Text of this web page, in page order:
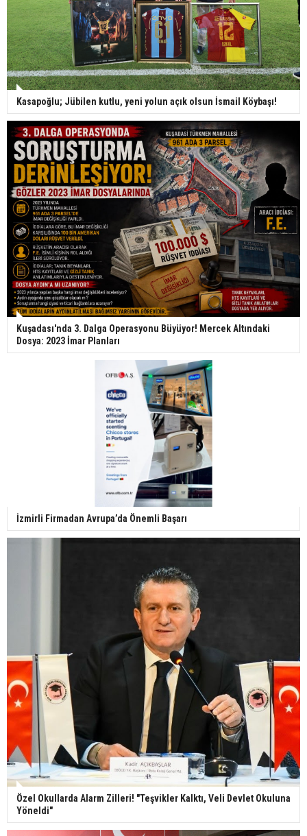
Kasapoğlu; Jübilen kutlu, yeni yolun açık olsun İsmail Köybaşı!
Kuşadası'nda 3. Dalga Operasyonu Büyüyor! Mercek Altındaki
Dosya: 2023 İmar Planları
İzmirli Firmadan Avrupa’da Önemli Başarı
Özel Okullarda Alarm Zilleri! "Teşvikler Kalktı, Veli Devlet Okuluna
Yöneldi"